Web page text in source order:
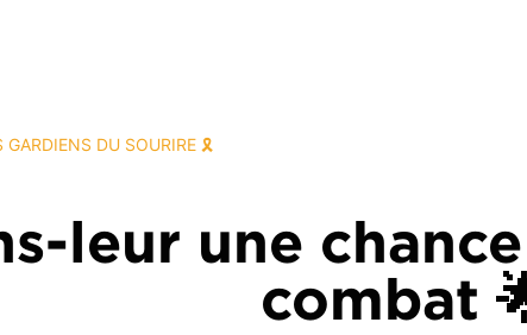
GARDIENS DU SOURIRE 🎗️
leur une
combat